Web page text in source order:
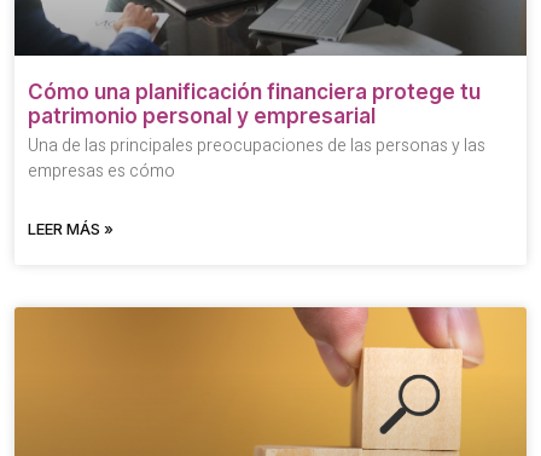
Cómo una planificación financiera protege tu
patrimonio personal y empresarial
Una de las principales preocupaciones de las personas y las
empresas es cómo
LEER MÁS »